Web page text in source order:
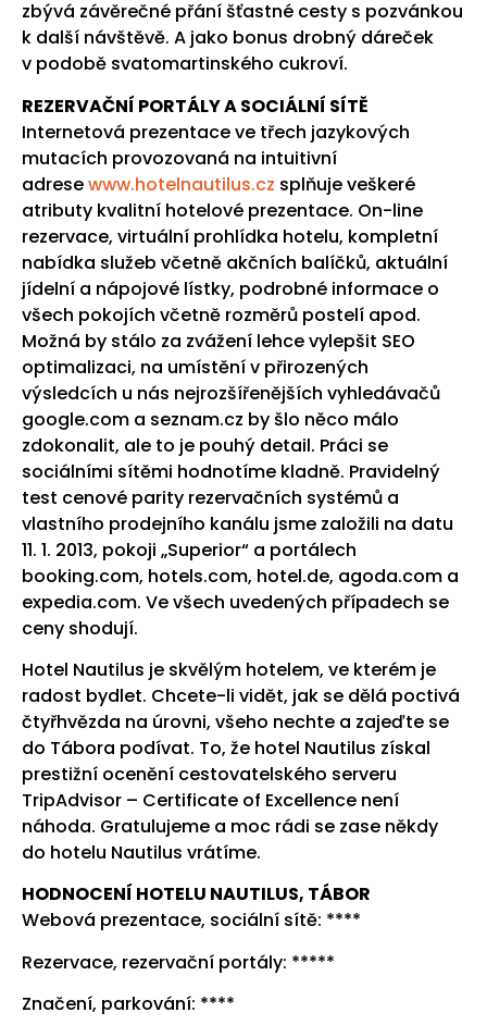
zbývá závěrečné přání šťastné cesty s pozvánkou
k další návštěvě. A jako bonus drobný dáreček
v podobě svatomartinského cukroví.
REZERVAČNÍ PORTÁLY A SOCIÁLNÍ SÍTĚ
Internetová prezentace ve třech jazykových
mutacích provozovaná na intuitivní
adresewww.hotelnautilus.cz splňuje veškeré
atributy kvalitní hotelové prezentace. On-line
rezervace, virtuální prohlídka hotelu, kompletní
nabídka služeb včetně akčních balíčků, aktuální
jídelní a nápojové lístky, podrobné informace o
všech pokojích včetně rozměrů postelí apod.
Možná by stálo za zvážení lehce vylepšit SEO
optimalizaci, na umístění v přirozených
výsledcích u nás nejrozšířenějších vyhledávačů
google.com a seznam.cz by šlo něco málo
zdokonalit, ale to je pouhý detail. Práci se
sociálními sítěmi hodnotíme kladně. Pravidelný
test cenové parity rezervačních systémů a
vlastního prodejního kanálu jsme založili na datu
11. 1. 2013, pokoji „Superior“ a portálech
booking.com, hotels.com, hotel.de, agoda.com a
expedia.com. Ve všech uvedených případech se
ceny shodují.
Hotel Nautilus je skvělým hotelem, ve kterém je
radost bydlet. Chcete-li vidět, jak se dělá poctivá
čtyřhvězda na úrovni, všeho nechte a zajeďte se
do Tábora podívat. To, že hotel Nautilus získal
prestižní ocenění cestovatelského serveru
TripAdvisor – Certificate of Excellence není
náhoda. Gratulujeme a moc rádi se zase někdy
do hotelu Nautilus vrátíme.
HODNOCENÍ HOTELU NAUTILUS, TÁBOR
Webová prezentace, sociální sítě: ****
Rezervace, rezervační portály: *****
Značení, parkování: ****